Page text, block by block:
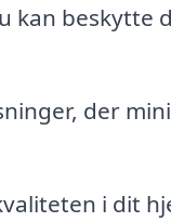
kan beskytte
der
i dit